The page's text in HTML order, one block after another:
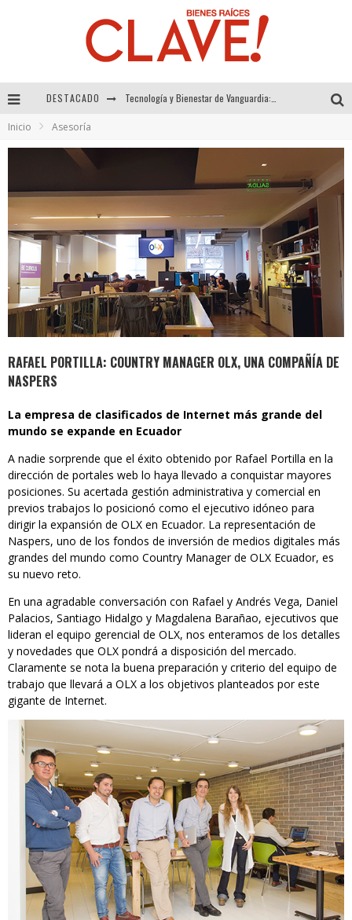
DESTACADO Sector Inmobiliario – recuperación a paso firme
Tecnología y Bienestar de Vanguardia: El Inodoro Inteligente Neotech de FV.
Inicio Asesoría
RAFAEL PORTILLA: COUNTRY MANAGER OLX, UNA COMPAÑÍA DE
NASPERS
La empresa de clasificados de Internet más grande del
mundo se expande en Ecuador
A nadie sorprende que el éxito obtenido por Rafael Portilla en la
dirección de portales web lo haya llevado a conquistar mayores
posiciones. Su acertada gestión administrativa y comercial en
previos trabajos lo posicionó como el ejecutivo idóneo para
dirigir la expansión de OLX en Ecuador. La representación de
Naspers, uno de los fondos de inversión de medios digitales más
grandes del mundo como Country Manager de OLX Ecuador, es
su nuevo reto.
En una agradable conversación con Rafael y Andrés Vega, Daniel
Palacios, Santiago Hidalgo y Magdalena Barañao, ejecutivos que
lideran el equipo gerencial de OLX, nos enteramos de los detalles
y novedades que OLX pondrá a disposición del mercado.
Claramente se nota la buena preparación y criterio del equipo de
trabajo que llevará a OLX a los objetivos planteados por este
gigante de Internet.